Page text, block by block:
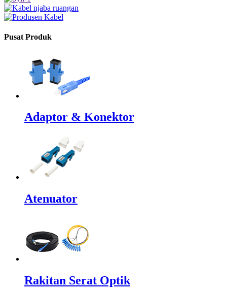
Pusat Produk
Adaptor & Konektor
Atenuator
Rakitan Serat Optik